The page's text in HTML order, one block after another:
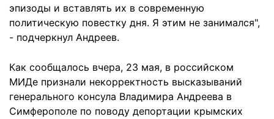
эпизоды и вставлять их в современную
политическую повестку дня. Я этим не занимался",
- подчеркнул Андреев.
Как сообщалось вчера, 23 мая, в российском
МИДе признали некорректность высказываний
генерального консула Владимира Андреева в
Симферополе по поводу депортации крымских